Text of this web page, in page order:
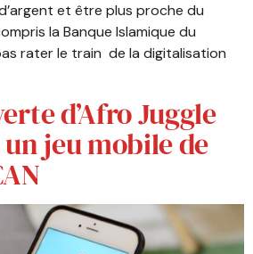
et être plus proche du
la Banque Islamique du
rater le train de la digitalisation
d’Afro Juggle
jeu mobile de